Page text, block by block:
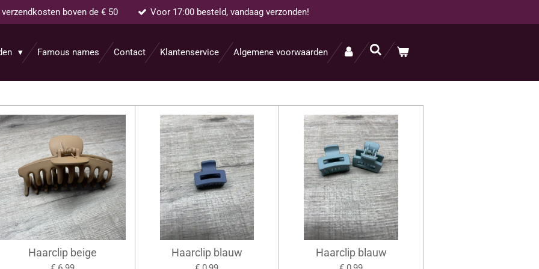
boven de € 50 Voor 17:00 besteld, vandaag verzonden!
Famous names Contact Klantenservice Algemene voorwaarden
Haarclip beige Haarclip blauw Haarclip blauw